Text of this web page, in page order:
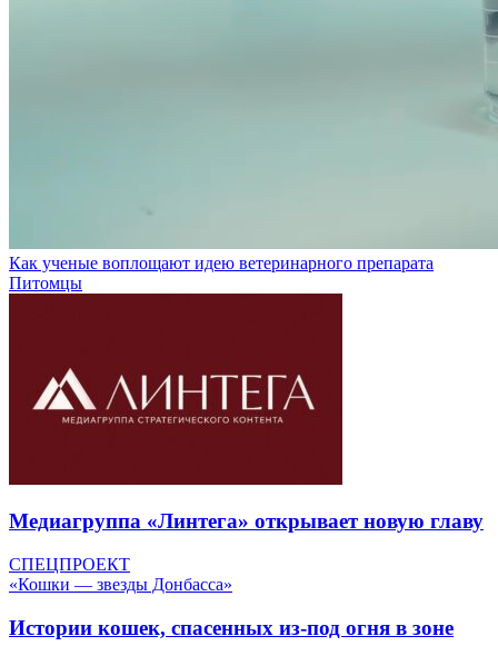
Как ученые воплощают идею ветеринарного препарата
Питомцы
Медиагруппа «Линтега» открывает новую главу
СПЕЦПРОЕКТ
«Кошки — звезды Донбасса»
Истории кошек, спасенных из-под огня в зоне